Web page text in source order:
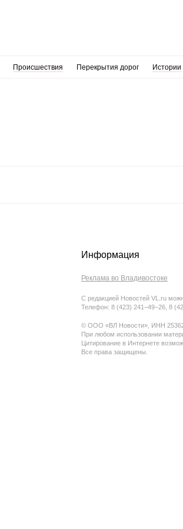
Происшествия Перекрытия дорог Истории
Информация
Реклама во Владивостоке
С редакцией Новостей VL.ru
Телефон: 8 (423) 241−49−26, 8
© ООО «ВЛ Новости», ИНН
При любом использовании
Цитирование в Интернете
Все права защищены.